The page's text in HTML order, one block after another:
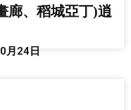
廊、稻城亞丁)逍
月24日